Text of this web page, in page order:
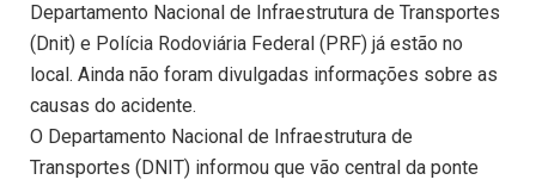
Departamento Nacional de Infraestrutura de Transportes
(Dnit) e Polícia Rodoviária Federal (PRF) já estão no
local. Ainda não foram divulgadas informações sobre as
causas do acidente.
O Departamento Nacional de Infraestrutura de
Transportes (DNIT) informou que vão central da ponte